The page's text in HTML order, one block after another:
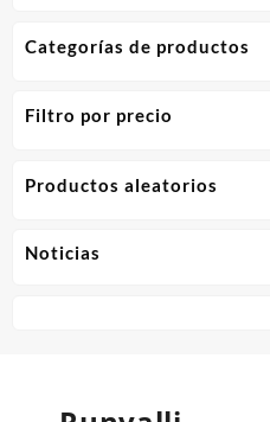
Categorías de productos
Filtro por precio
Productos aleatorios
Noticias